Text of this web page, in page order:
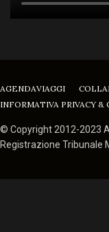
AGENDAVIAGGI
INFORMATIVA PRIVACY &
© Copyright 2012-2023
Registrazione Tribunale